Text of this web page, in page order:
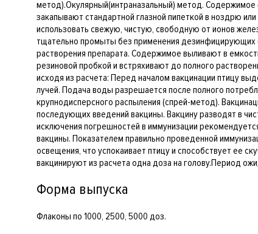
метод).Окулярный(интраназальный) метод. Содержимое
закапывают стандартной глазной пипеткой в ноздрю
использовать свежую, чистую, свободную от ионов
тщательно промыты без применения дезинфицирующих
растворения препарата. Содержимое выливают в
резиновой пробкой и встряхивают до полного
исходя из расчета: Перед началом вакцинации птицу
лучей. Подача воды разрешается после полного
крупнодисперсного распыления (спрей-метод).
последующих введений вакцины. Вакцину разводят в
исключения погрешностей в иммунизации
вакцины. Показателем правильно проведенной
освещения, что успокаивает птицу и способствует ее
вакцинируют из расчета одна доза на голову.Период
Форма выпуска
Флаконы по 1000, 2500, 5000 доз.